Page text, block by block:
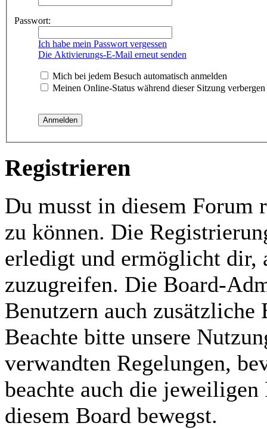
Passwort:
Ich habe mein Passwort vergessen
Die Aktivierungs-E-Mail erneut senden
Mich bei jedem Besuch automatisch anmelden
Meinen Online-Status während dieser Sitzung verbergen
Registrieren
Du musst in diesem Forum
zu können. Die
erledigt und ermöglicht dir,
zuzugreifen. Die Board-
Benutzern auch zusätzliche
Beachte bitte unsere
verwandten Regelungen,
beachte auch die
diesem Board bewegst.